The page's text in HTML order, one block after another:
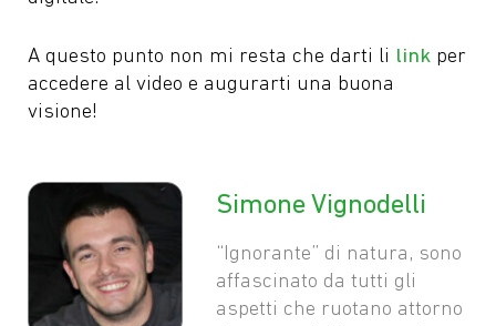
A questo punto non mi resta che darti li link per
accedere al video e augurarti una buona
visione!
Simone Vignodelli
“Ignorante” di natura, sono
affascinato da tutti gli
aspetti che ruotano attorno